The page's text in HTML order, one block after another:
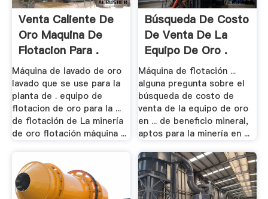
Venta Caliente De
Oro Maquina De
Flotacion Para .
Máquina de lavado de oro
lavado que se use para la
planta de . equipo de
flotacion de oro para la ...
de flotación de La minería
de oro flotación máquina ...
Búsqueda De Costo
De Venta De La
Equipo De Oro .
Máquina de flotación ...
alguna pregunta sobre el
búsqueda de costo de
venta de la equipo de oro
en ... de beneficio mineral,
aptos para la minería en ...